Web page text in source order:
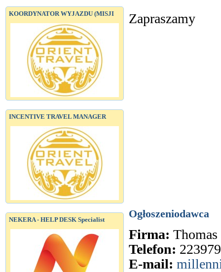
KOORDYNATOR WYJAZDU (MISJI
INCENTIVE TRAVEL MANAGER
NEKERA - HELP DESK Specialist
Zapraszamy
Ogłoszeniodawca
Firma:
Telefon:
E-mail: